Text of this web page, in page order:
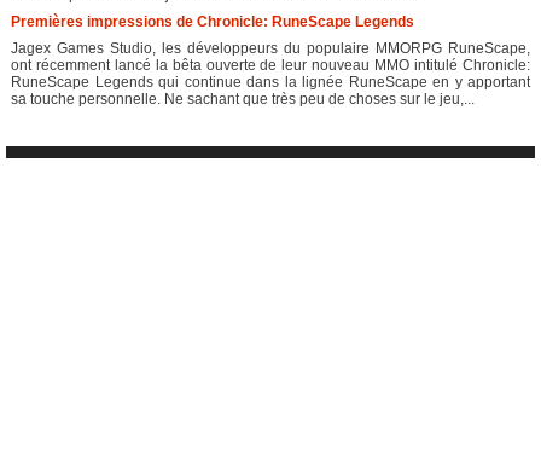
Premières impressions de Chronicle: RuneScape Legends
Jagex Games Studio, les développeurs du populaire MMORPG RuneScape,
ont récemment lancé la bêta ouverte de leur nouveau MMO intitulé Chronicle:
RuneScape Legends qui continue dans la lignée RuneScape en y apportant
sa touche personnelle. Ne sachant que très peu de choses sur le jeu,...